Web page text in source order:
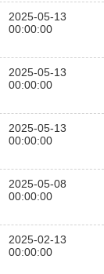
2025-05-13
00:00:00
2025-05-13
00:00:00
2025-05-13
00:00:00
2025-05-08
00:00:00
2025-02-13
00:00:00